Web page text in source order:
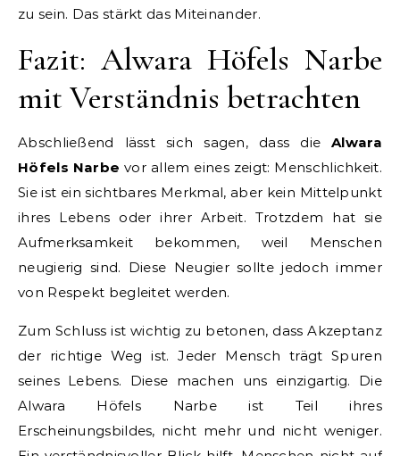
zu sein. Das stärkt das Miteinander.
Fazit: Alwara Höfels Narbe
mit Verständnis betrachten
Abschließend lässt sich sagen, dass dieAlwara
Höfels Narbe vor allem eines zeigt: Menschlichkeit.
Sie ist ein sichtbares Merkmal, aber kein Mittelpunkt
ihres Lebens oder ihrer Arbeit. Trotzdem hat sie
Aufmerksamkeit bekommen, weil Menschen
neugierig sind. Diese Neugier sollte jedoch immer
von Respekt begleitet werden.
Zum Schluss ist wichtig zu betonen, dass Akzeptanz
der richtige Weg ist. Jeder Mensch trägt Spuren
seines Lebens. Diese machen uns einzigartig. Die
Alwara Höfels Narbe ist Teil ihres
Erscheinungsbildes, nicht mehr und nicht weniger.